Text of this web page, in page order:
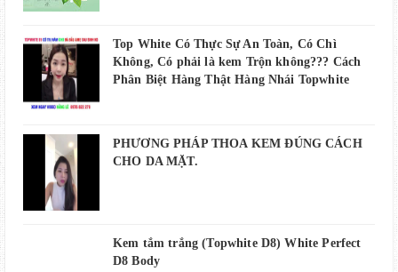
Top White Có Thực Sự An Toàn, Có Chì
Không, Có phải là kem Trộn không??? Cách
Phân Biệt Hàng Thật Hàng Nhái Topwhite
PHƯƠNG PHÁP THOA KEM ĐÚNG CÁCH
CHO DA MẶT.
Kem tắm trắng (Topwhite D8) White Perfect
D8 Body